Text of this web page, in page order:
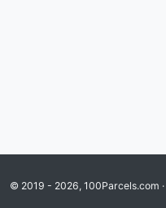
© 2019 - 2026, 100Parcels.com ·